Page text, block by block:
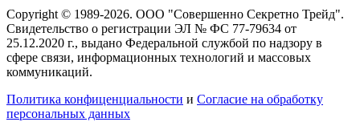
Copyright © 1989-2026. ООО "Совершенно Секретно Трейд".
Свидетельство о регистрации ЭЛ № ФС 77-79634 от
25.12.2020 г., выдано Федеральной службой по надзору в
сфере связи, информационных технологий и массовых
коммуникаций.
Политика конфиценциальности и Согласие на обработку
персональных данных